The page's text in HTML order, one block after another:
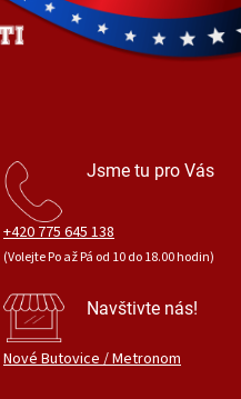
Jsme tu pro Vás
+420 775 645 138
(Volejte Po až Pá od 10 do 18.00 hodin)
Navštivte nás!
Nové Butovice / Metronom